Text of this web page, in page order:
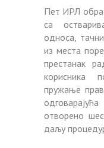
Пет ИРЛ
са
односа,
из места
престанак
корисника
пружање
отворено
даљу